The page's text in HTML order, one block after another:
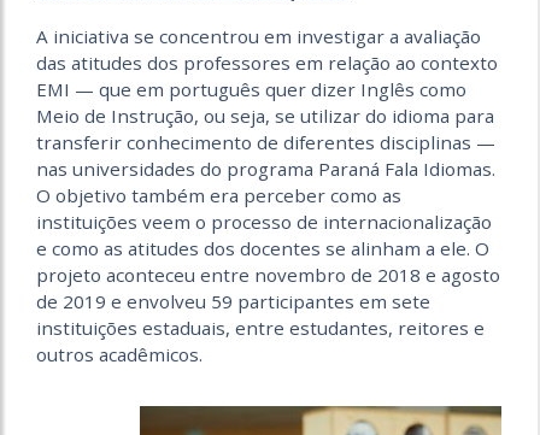
A iniciativa se concentrou em investigar a avaliação
das atitudes dos professores em relação ao contexto
EMI — que em português quer dizer Inglês como
Meio de Instrução, ou seja, se utilizar do idioma para
transferir conhecimento de diferentes disciplinas —
nas universidades do programa Paraná Fala Idiomas.
O objetivo também era perceber como as
instituições veem o processo de internacionalização
e como as atitudes dos docentes se alinham a ele. O
projeto aconteceu entre novembro de 2018 e agosto
de 2019 e envolveu 59 participantes em sete
instituições estaduais, entre estudantes, reitores e
outros acadêmicos.